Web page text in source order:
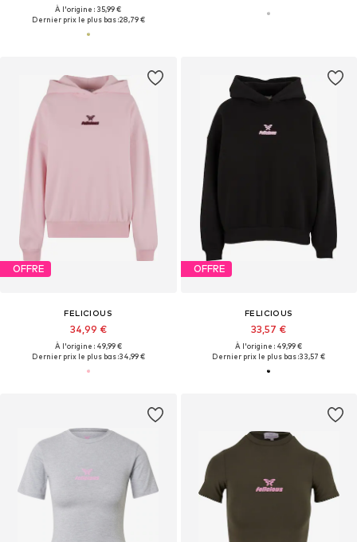
À l'origine : 35,99 €
Dernier prix le plus bas :28,79 €
OFFRE
FELICIOUS
34,99 €
À l'origine : 49,99 €
Dernier prix le plus bas :34,99 €
OFFRE
FELICIOUS
33,57 €
À l'origine : 49,99 €
Dernier prix le plus bas :33,57 €